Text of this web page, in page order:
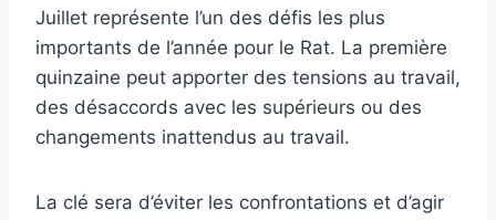
Juillet représente l’un des défis les plus
importants de l’année pour le Rat. La première
quinzaine peut apporter des tensions au travail,
des désaccords avec les supérieurs ou des
changements inattendus au travail.
La clé sera d’éviter les confrontations et d’agir